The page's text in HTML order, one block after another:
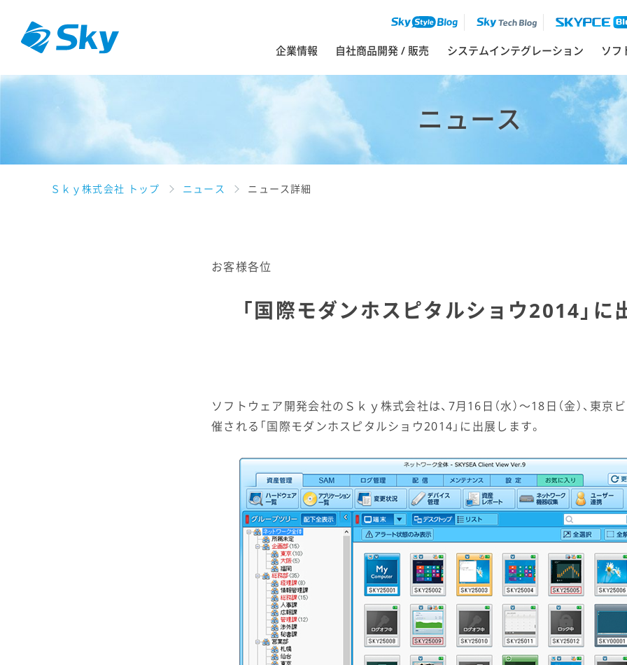
企業情報 自社商品開発 / 販売 システムインテグレーション ソフ
ニュース
Ｓｋｙ株式会社 トップ ニュース ニュース詳細
お客様各位
「国際モダンホスピタルショウ2014」に
ソフトウェア開発会社のＳｋｙ株式会社は、7月16日（水）〜18日（金）、東京
催される「国際モダンホスピタルショウ2014」に出展します。